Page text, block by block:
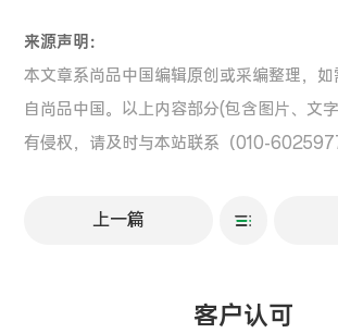
来源声明：
本文章系尚品中国编辑原创或采编整理，
自尚品中国。以上内容部分(包含图片、文
有侵权，请及时与本站联系（010-
上一篇
客户认可